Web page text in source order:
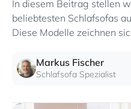
In diesem Beitrag stellen
beliebtesten Schlafsofas
Diese Modelle zeichnen
aus. Markus Fischer
Schlafsofa Spezialist